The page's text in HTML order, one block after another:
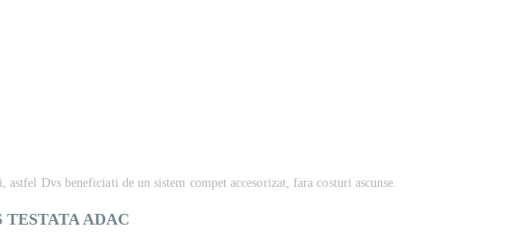
Dvs beneficiati de un sistem compet accesorizat, fara costuri ascunse.
TESTATA ADAC